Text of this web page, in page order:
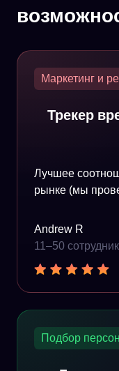
Маркетинг и
Трекер
Лучшее
рынке (мы
Andrew R
11–50
Подбор